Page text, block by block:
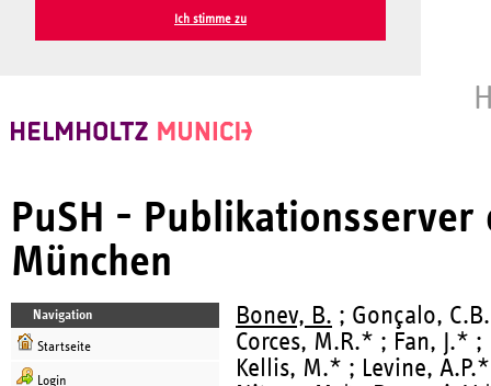
Ich stimme zu
PuSH -
München
Navigation
Startseite
Login
Bonev, B. ; Gonçalo,
Corces, M.R.* ; Fan, J.*
Kellis, M.* ; Levine,